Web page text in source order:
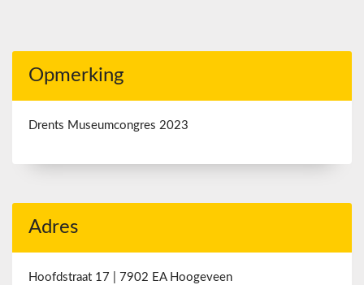
Opmerking
Drents Museumcongres 2023
Adres
Hoofdstraat 17 | 7902 EA Hoogeveen